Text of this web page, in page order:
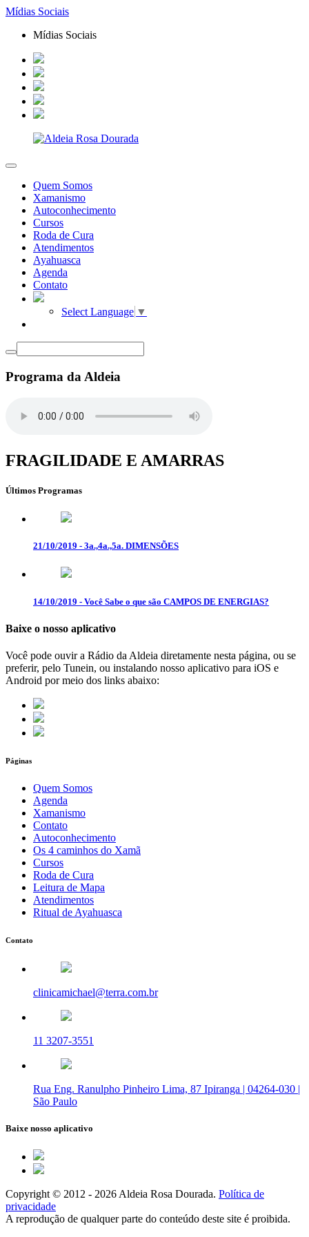
Mídias Sociais
Mídias Sociais
Quem Somos
Xamanismo
Autoconhecimento
Cursos
Roda de Cura
Atendimentos
Ayahuasca
Agenda
Contato
Select Language ▼
Programa da Aldeia
FRAGILIDADE E AMARRAS
Últimos Programas
21/10/2019 - 3a.,4a.,5a. DIMENSÕES
14/10/2019 - Você Sabe o que são CAMPOS DE ENERGIAS?
Baixe o nosso aplicativo
Você pode ouvir a Rádio da Aldeia diretamente nesta página, ou se
preferir, pelo Tunein, ou instalando nosso aplicativo para iOS e
Android por meio dos links abaixo:
Páginas
Quem Somos
Agenda
Xamanismo
Contato
Autoconhecimento
Os 4 caminhos do Xamã
Cursos
Roda de Cura
Leitura de Mapa
Atendimentos
Ritual de Ayahuasca
Contato
clinicamichael@terra.com.br
11 3207-3551
Rua Eng. Ranulpho Pinheiro Lima, 87 Ipiranga | 04264-030 |
São Paulo
Baixe nosso aplicativo
Copyright © 2012 - 2026 Aldeia Rosa Dourada. Política de
privacidade
A reprodução de qualquer parte do conteúdo deste site é proibida.